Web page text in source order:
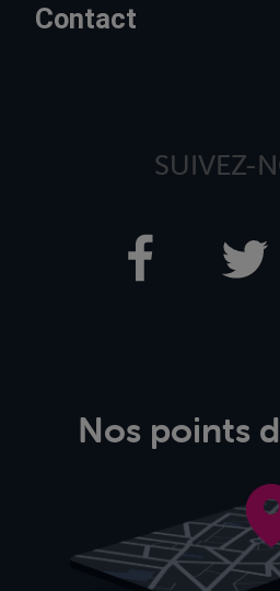
Contact
SUIVEZ-
Nos points